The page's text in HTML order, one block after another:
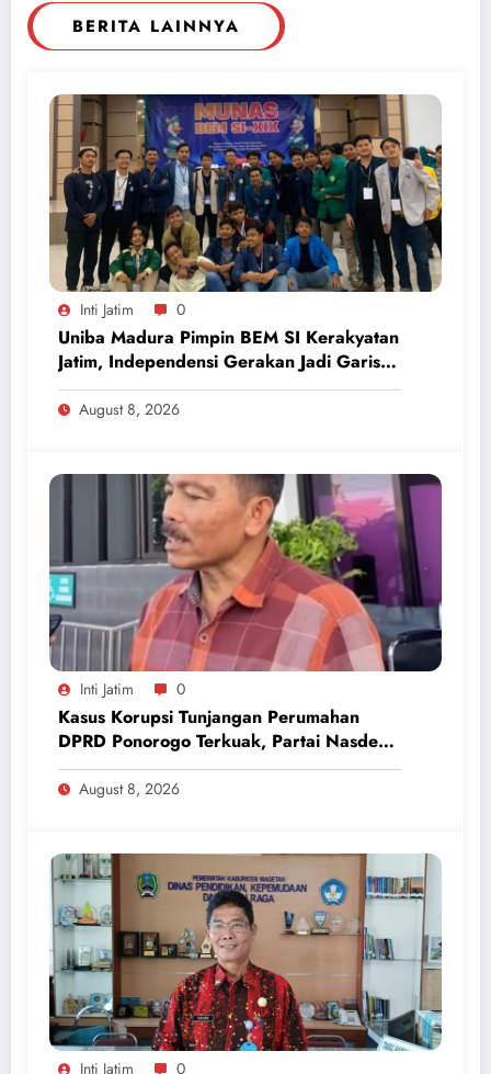
BERITA LAINNYA
Inti Jatim 0
Uniba Madura Pimpin BEM SI Kerakyatan
Jatim, Independensi Gerakan Jadi Garis
Batas
August 8, 2026
Inti Jatim 0
Kasus Korupsi Tunjangan Perumahan
DPRD Ponorogo Terkuak, Partai Nasdem
Inisiatif Kembalikan Uang Rp 748 Juta
August 8, 2026
Inti Jatim 0